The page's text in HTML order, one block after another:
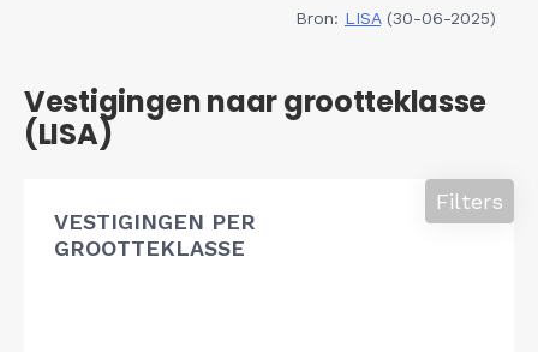
Bron: LISA(30-06-2025)
Vestigingen naar grootteklasse
(LISA)
VESTIGINGEN PER
GROOTTEKLASSE
Filters